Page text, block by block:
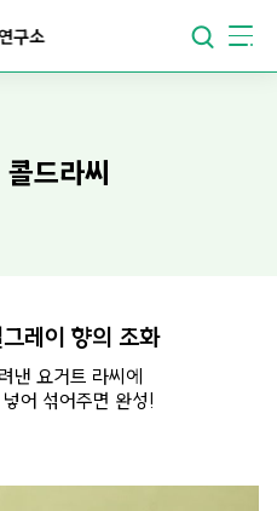
구소
드라씨
레이 향의 조화
낸 요거트 라씨에
어 섞어주면 완성!